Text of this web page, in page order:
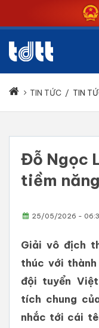
TIN TỨC / TIN
Đỗ Ngọc
tiềm
25/05/2026 -
Giải vô địch
thúc với
đội tuyển
tích chung
nhắc tới cái